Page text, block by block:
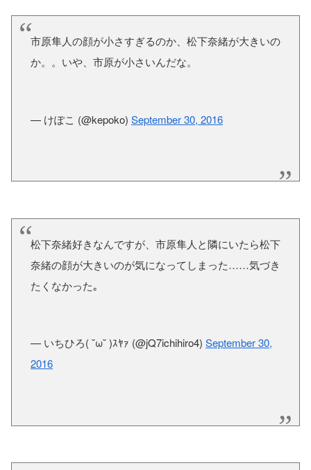
市原隼人の顔が小さすぎるのか、松下奈緒が大きいの
か。。いや、市原が小さいんだな。
— けぽこ (@kepoko) September 30, 2016
松下奈緒好きなんですが、市原隼人と隣にいたら松下
奈緒の顔が大きいのが気になってしまった……気づき
たくなかった｡
— いちひろ( ˘ω˘ )ｽﾔｧ (@jQ7ichihiro4) September 30,
2016